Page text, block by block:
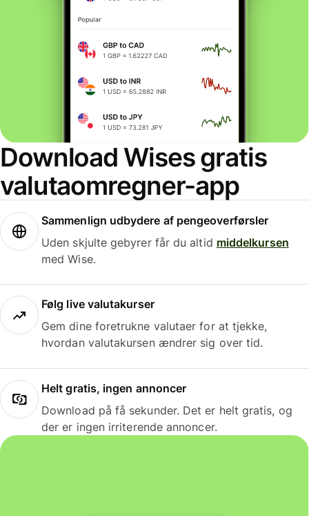
Download Wises gratis
valutaomregner-app
Sammenlign udbydere af pengeoverførsler
Uden skjulte gebyrer får du altid middelkursen
med Wise.
Følg live valutakurser
Gem dine foretrukne valutaer for at tjekke,
hvordan valutakursen ændrer sig over tid.
Helt gratis, ingen annoncer
Download på få sekunder. Det er helt gratis, og
der er ingen irriterende annoncer.